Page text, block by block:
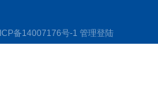
备14007176号-1 管理登陆